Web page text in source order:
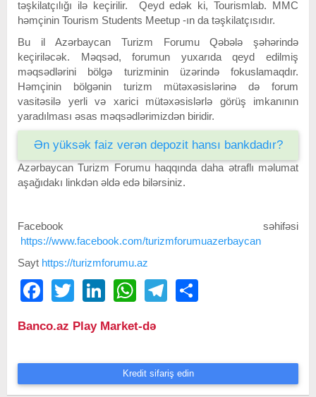
təşkilatçılığı ilə keçirilir. Qeyd edək ki, Tourismlab. MMC
həmçinin Tourism Students Meetup -ın da təşkilatçısıdır.
Bu il Azərbaycan Turizm Forumu Qəbələ şəhərində
keçiriləcək. Məqsəd, forumun yuxarıda qeyd edilmiş
məqsədlərini bölgə turizminin üzərində fokuslamaqdır.
Həmçinin bölgənin turizm mütəxəsislərinə də forum
vasitəsilə yerli və xarici mütəxəsislərlə görüş imkanının
yaradılması əsas məqsədlərimizdən biridir.
Ən yüksək faiz verən depozit hansı bankdadır?
Azərbaycan Turizm Forumu haqqında daha ətraflı məlumat
aşağıdakı linkdən əldə edə bilərsiniz.
Facebook səhifəsi
https://www.facebook.com/turizmforumuazerbaycan
Sayt https://turizmforumu.az
FacebookTwitter LinkedIn WhatsAppTelegram
Banco.az Play Market-də
Kredit sifariş edin